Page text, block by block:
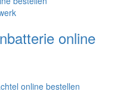
online